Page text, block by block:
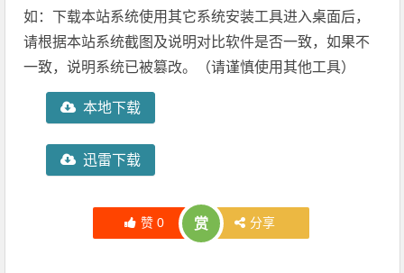
如：下载本站系统使用其它系统安装工具进入桌面后，
请根据本站系统截图及说明对比软件是否一致，如果不
一致，说明系统已被篡改。（请谨慎使用其他工具）
本地下载
迅雷下载
赞0 赏 分享